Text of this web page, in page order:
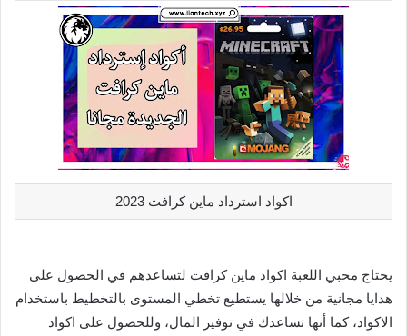
اكواد استرداد ماين كرافت 2023
يحتاج محبي اللعبة اكواد ماين كرافت لتساعدهم في الحصول على
هدايا مجانية من خلالها يستطيع تخطي المستوى بالتخطيط باستخدام
الاكواد، كما أنها تساعدك في توفير المال، وللحصول على اكواد